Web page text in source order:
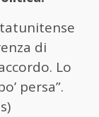
di
Lo
persa”.